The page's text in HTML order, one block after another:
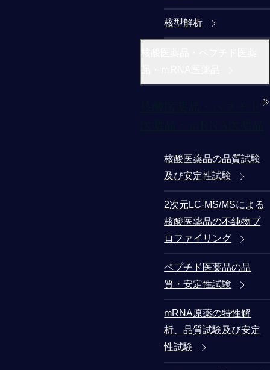
核型解析
核酸医薬品の品質試験
及び安定性試験
2次元LC-MS/MSによる
核酸医薬品の不純物プ
ロファイリング
ペプチド医薬品の品
質・安定性試験
mRNA原薬の特性解
析、品質試験及び安定
性試験